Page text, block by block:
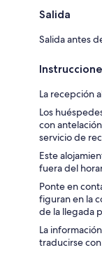
Salida
Salida antes
La recepción
Los
con
servicio de
Este
fuera del
Ponte en
figuran en la
de la llegada
La
traducirse